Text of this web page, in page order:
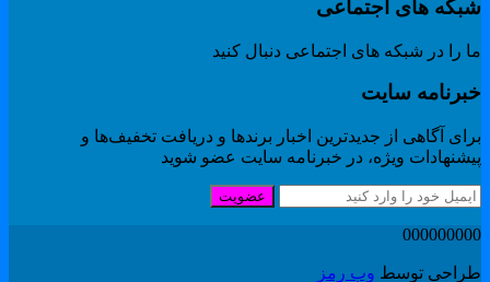
های اجتماعی
را در شبکه های اجتماعی دنبال کنید
سایت
آگاهی از جدیدترین اخبار برندها و دریافت تخفیف‌ها و
ویژه، در خبرنامه سایت عضو شوید
عضویت
توسطوب رمز